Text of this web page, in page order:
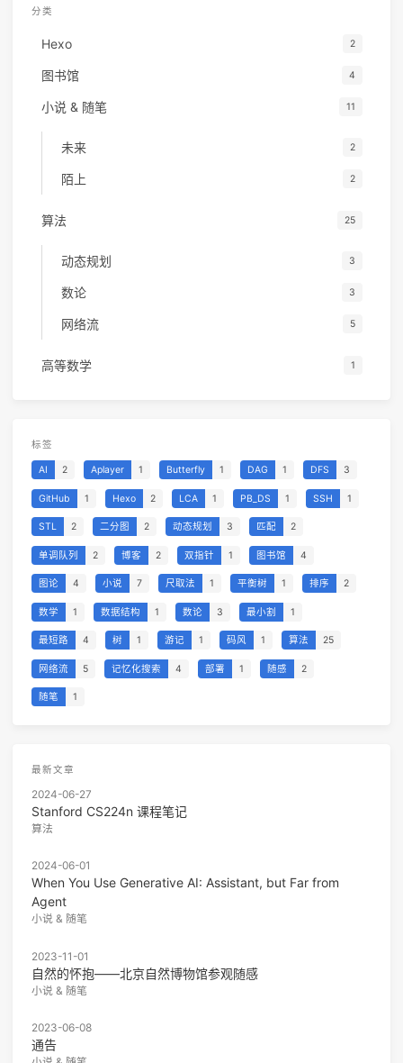
分类
Hexo 2
图书馆 4
小说 & 随笔 11
未来 2
陌上 2
算法 25
动态规划 3
数论 3
网络流 5
高等数学 1
标签
AI 2 Aplayer 1 Butterfly 1 DAG 1 DFS 3
GitHub 1 Hexo 2 LCA 1 PB_DS 1 SSH 1
STL 2 二分图 2 动态规划 3 匹配 2
单调队列 2 博客 2 双指针 1 图书馆 4
图论 4 小说 7 尺取法 1 平衡树 1 排序 2
数学 1 数据结构 1 数论 3 最小割 1
最短路 4 树 1 游记 1 码风 1 算法 25
网络流 5 记忆化搜索 4 部署 1 随感 2
随笔 1
最新文章
2024-06-27
Stanford CS224n 课程笔记
算法
2024-06-01
When You Use Generative AI: Assistant, but Far from
Agent
小说 & 随笔
2023-11-01
自然的怀抱——北京自然博物馆参观随感
小说 & 随笔
2023-06-08
通告